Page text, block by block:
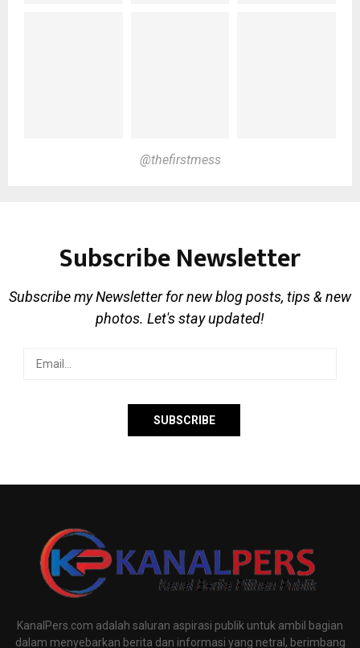
@thefirstmess
Subscribe Newsletter
Subscribe my Newsletter for new blog posts, tips & new
photos. Let's stay updated!
KanalPers.com adalah saluran aspirasi publik untuk ambil bagian
dalam menyebarkan berita dan informasi yang netral, berimbang